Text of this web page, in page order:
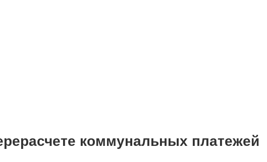
коммунальных платежей